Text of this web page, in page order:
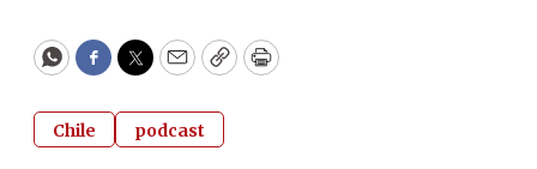
WhatsApp
Facebook
Twitter
EmailCopyPrint
Chile podcast